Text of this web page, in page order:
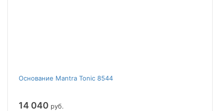
Основание Mantra Tonic 8544
14 040 руб.